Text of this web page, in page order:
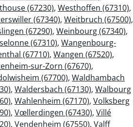
(67230), Westhoffen (67310),
(67340), Weitbruch (67500),
(67290), Weinbourg (67340),
(67310), Wangenbourg-
(67710), Wangen (67520),
sur-Zorn (67670),
(67700), Waldhambach
, Waldersbach (67130), Walbourg
, Wahlenheim (67170), Volksberg
, Vœllerdingen (67430), Villé
, Vendenheim (67550), Valff